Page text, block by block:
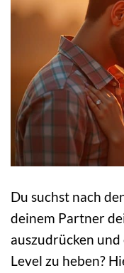
Du suchst nach
deinem Partner
auszudrücken
Level zu heben?